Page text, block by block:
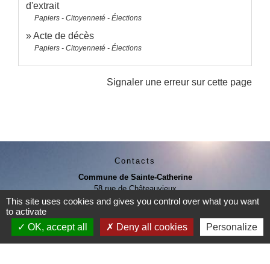
d'extrait
Papiers - Citoyenneté - Élections
Acte de décès
Papiers - Citoyenneté - Élections
Signaler une erreur sur cette page
Contacts
Commune de Sainte-Catherine
58 rue de Châteauvieux
69440 Sainte-Catherine - FRANCE
Contact par formulaire
This site uses cookies and gives you control over what you want
to activate
OK, accept all
Deny all cookies Personalize